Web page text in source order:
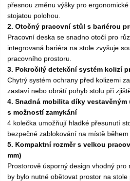
přesnou změnu výšky pro
stojatou polohou.
2. Otočný pracovní stůl s bariérou
Pracovní deska se snadno otočí pro
integrovaná bariéra na stole zvyšuje
pracovního prostoru.
3. Pokročilý detekční systém kolizí
Chytrý systém ochrany před kolizemi
zastaví nebo obrátí pohyb stolu při
4. Snadná mobilita díky
s možností zamykání
4 kolečka umožňují hladké přesunutí
bezpečné zablokování na místě během
5. Kompaktní rozměr s velkou
mm)
Prostorově úsporný design vhodný pro
by bylo nutné obětovat prostor na stole